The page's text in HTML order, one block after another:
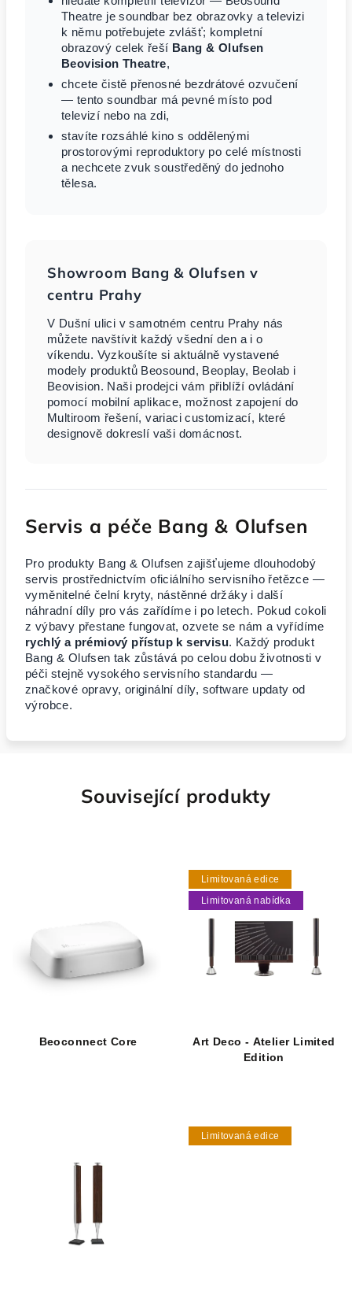
Theatre je soundbar bez obrazovky a televizi
k němu potřebujete zvlášť; kompletní
obrazový celek řeší Bang & Olufsen
Beovision Theatre,
chcete čistě přenosné bezdrátové ozvučení
— tento soundbar má pevné místo pod
televizí nebo na zdi,
stavíte rozsáhlé kino s oddělenými
prostorovými reproduktory po celé místnosti
a nechcete zvuk soustředěný do jednoho
tělesa.
Showroom Bang & Olufsen v
centru Prahy
V Dušní ulici v samotném centru Prahy nás
můžete navštívit každý všední den a i o
víkendu. Vyzkoušíte si aktuálně vystavené
modely produktů Beosound, Beoplay, Beolab i
Beovision. Naši prodejci vám přiblíží ovládání
pomocí mobilní aplikace, možnost zapojení do
Multiroom řešení, variaci customizací, které
designově dokreslí vaši domácnost.
Servis a péče Bang & Olufsen
Pro produkty Bang & Olufsen zajišťujeme dlouhodobý
servis prostřednictvím oficiálního servisního řetězce —
vyměnitelné čelní kryty, nástěnné držáky i další
náhradní díly pro vás zařídíme i po letech. Pokud cokoli
z výbavy přestane fungovat, ozvete se nám a vyřídíme
rychlý a prémiový přístup k servisu. Každý produkt
Bang & Olufsen tak zůstává po celou dobu životnosti v
péči stejně vysokého servisního standardu —
značkové opravy, originální díly, software updaty od
výrobce.
Související produkty
Beoconnect Core
Limitovaná edice
Limitovaná nabídka
Art Deco - Atelier Limited
Edition
Limitovaná edice